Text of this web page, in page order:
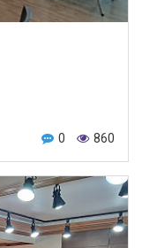
0 860